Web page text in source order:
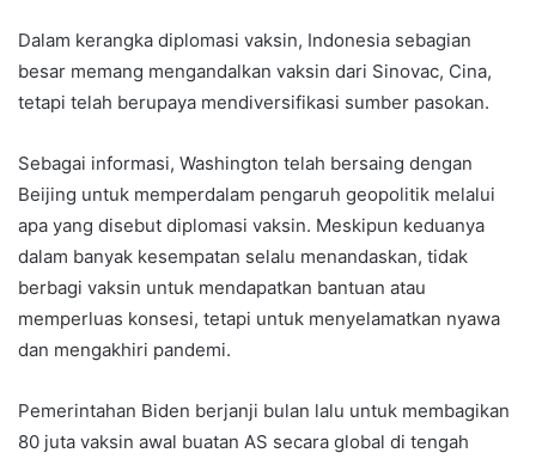
Dalam kerangka diplomasi vaksin, Indonesia sebagian
besar memang mengandalkan vaksin dari Sinovac, Cina,
tetapi telah berupaya mendiversifikasi sumber pasokan.
Sebagai informasi, Washington telah bersaing dengan
Beijing untuk memperdalam pengaruh geopolitik melalui
apa yang disebut diplomasi vaksin. Meskipun keduanya
dalam banyak kesempatan selalu menandaskan, tidak
berbagi vaksin untuk mendapatkan bantuan atau
memperluas konsesi, tetapi untuk menyelamatkan nyawa
dan mengakhiri pandemi.
Pemerintahan Biden berjanji bulan lalu untuk membagikan
80 juta vaksin awal buatan AS secara global di tengah